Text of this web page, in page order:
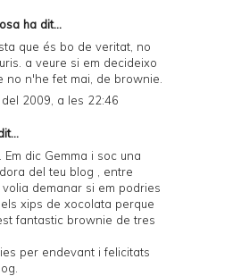
ha dit...
que és bo de veritat, no
a veure si em decideixo
no n'he fet mai, de brownie.
2009, a les 22:46
Em dic Gemma i soc una
del teu blog , entre
demanar si em podries
xips de xocolata perque
fantastic brownie de tres
per endevant i felicitats